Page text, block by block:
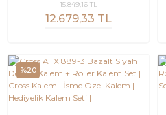
12.679,33 TL
15.849,16 TL
%20